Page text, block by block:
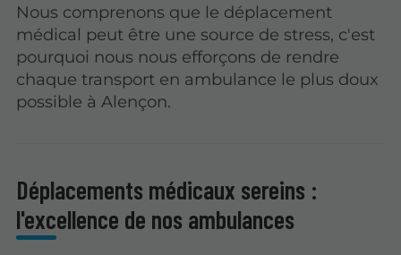
Nous comprenons que le déplacement
médical peut être une source de stress, c'est
pourquoi nous nous efforçons de rendre
chaque transport en ambulance le plus doux
possible à Alençon.
Déplacements médicaux sereins :
l'excellence de nos ambulances